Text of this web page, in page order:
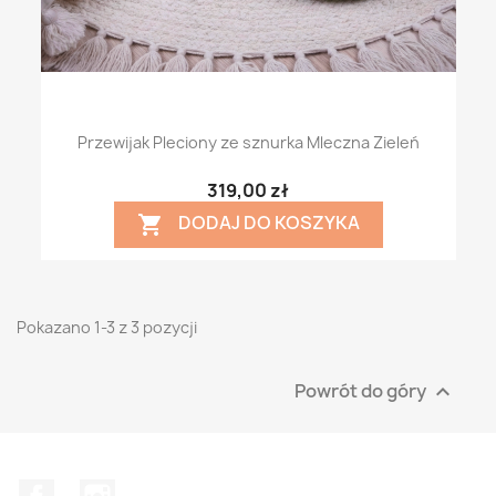
Przewijak Pleciony ze sznurka Mleczna Zieleń
319,00 zł
 DODAJ DO KOSZYKA
Pokazano 1-3 z 3 pozycji
Powrót do góry 